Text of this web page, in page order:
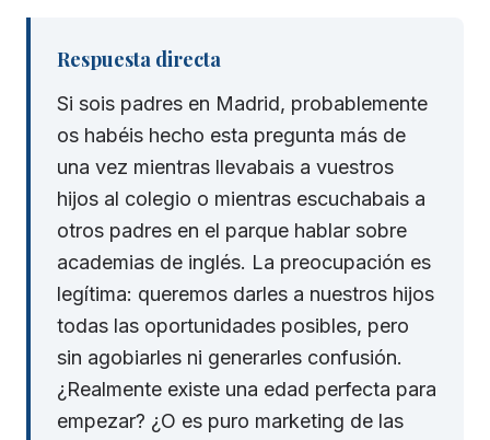
Respuesta directa
Si sois padres en Madrid, probablemente
os habéis hecho esta pregunta más de
una vez mientras llevabais a vuestros
hijos al colegio o mientras escuchabais a
otros padres en el parque hablar sobre
academias de inglés. La preocupación es
legítima: queremos darles a nuestros hijos
todas las oportunidades posibles, pero
sin agobiarles ni generarles confusión.
¿Realmente existe una edad perfecta para
empezar? ¿O es puro marketing de las